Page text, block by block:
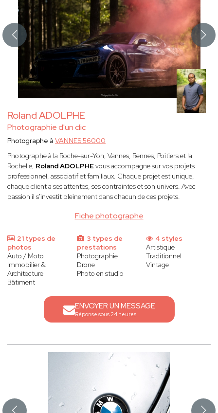
Roland ADOLPHE
Photographie d'un clic
Fiche photographe
Photographe à VANNES 56000
Photographe à la Roche-sur-Yon, Vannes, Rennes, Poitiers et la
Rochelle, Roland ADOLPHEvous accompagne sur vos projets
professionnel, associatif et familiaux. Chaque projet est unique,
chaque client a ses attentes, ses contraintes et son univers. Avec
passion il s'investit pleinement dans chacun de ces projets.
21 types de
photos
Auto / Moto
Immobilier &
Architecture
Bâtiment
3 types de
prestations
Photographie
Drone
Photo en studio
4 styles
Artistique
Traditionnel
Vintage
ENVOYER UN MESSAGE
Réponse sous 24 heures